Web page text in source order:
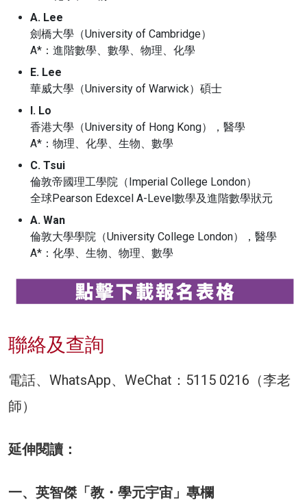
A. Lee
劍橋大學（University of Cambridge）
A*：進階數學、數學、物理、化學
E. Lee
華威大學（University of Warwick）碩士
I. Lo
香港大學（University of Hong Kong），醫學
A*：物理、化學、生物、數學
C. Tsui
倫敦帝國理工學院（Imperial College London）
全球Pearson Edexcel A-Level數學及進階數學狀元
A. Wan
倫敦大學學院（University College London），醫學
A*：化學、生物、物理、數學
聯絡及查詢
電話、WhatsApp、WeChat：5115 0216（李老
師）
延伸閱讀：
一、英智傑「教・學元宇宙」專欄